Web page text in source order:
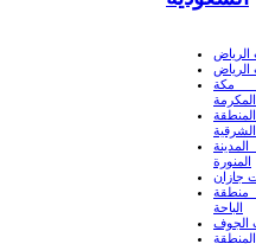
الرياض
الرياض
مكة
المكرمة
الشرقية
المنورة
جازان
منطقة
الباحة
الجوف